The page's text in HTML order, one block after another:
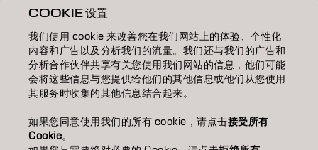
教育/EDUCATION
關於我們/ABOUT
成為合作夥伴
聯絡我們
COOKIE 设置
我们使用 cookie 来改善您在我们网站上的体验、个性化
内容和广告以及分析我们的流量。我们还与我们的广告和
分析合作伙伴共享有关您使用我们网站的信息，他们可能
会将这些信息与您提供给他们的其他信息或他们从您使用
其服务时收集的其他信息结合起来。
如果您同意使用我们的所有 cookie，请点击接受所有
Cookie。